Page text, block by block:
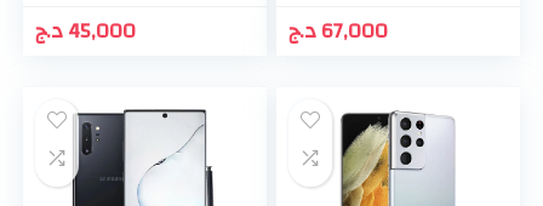
45,000د.ج 67,000د.ج